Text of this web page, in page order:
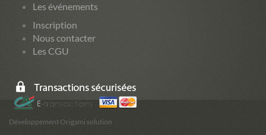
Les événements
Inscription
Nous contacter
Les CGU
Développement Origami solution